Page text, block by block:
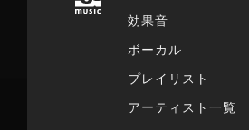
効果音
ボーカル
プレイリスト
アーティスト一覧